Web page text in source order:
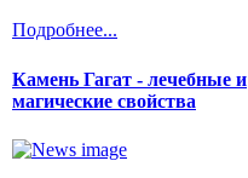
Подробнее...
Камень Гагат - лечебные и
магические свойства